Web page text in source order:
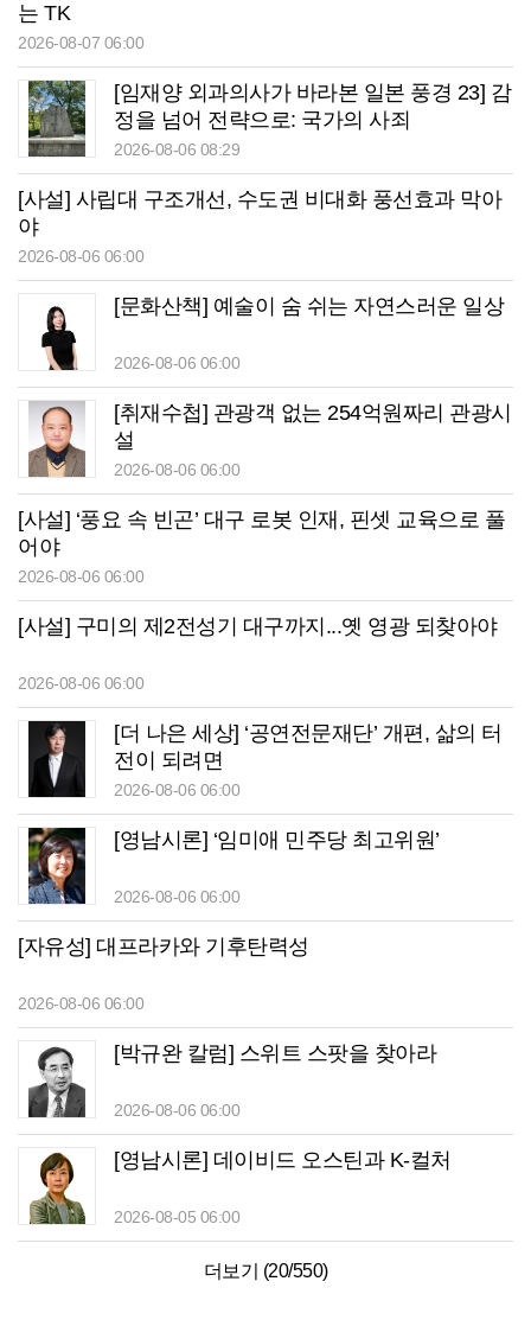
는 TK
2026-08-07 06:00
[임재양 외과의사가 바라본 일본 풍경 23] 감
정을 넘어 전략으로: 국가의 사죄
2026-08-06 08:29
[사설] 사립대 구조개선, 수도권 비대화 풍선효과 막아
야
2026-08-06 06:00
[문화산책] 예술이 숨 쉬는 자연스러운 일상
2026-08-06 06:00
[취재수첩] 관광객 없는 254억원짜리 관광시
설
2026-08-06 06:00
[사설] ‘풍요 속 빈곤’ 대구 로봇 인재, 핀셋 교육으로 풀
어야
2026-08-06 06:00
[사설] 구미의 제2전성기 대구까지...옛 영광 되찾아야
2026-08-06 06:00
[더 나은 세상] ‘공연전문재단’ 개편, 삶의 터
전이 되려면
2026-08-06 06:00
[영남시론] ‘임미애 민주당 최고위원’
2026-08-06 06:00
[자유성] 대프라카와 기후탄력성
2026-08-06 06:00
[박규완 칼럼] 스위트 스팟을 찾아라
2026-08-06 06:00
[영남시론] 데이비드 오스틴과 K-컬처
2026-08-05 06:00
더보기 (20/550)